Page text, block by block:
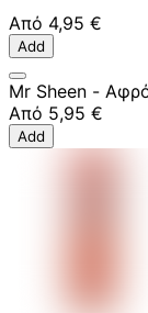
Από 4,95 €
Add
Mr Sheen -
Από 5,95 €
Add